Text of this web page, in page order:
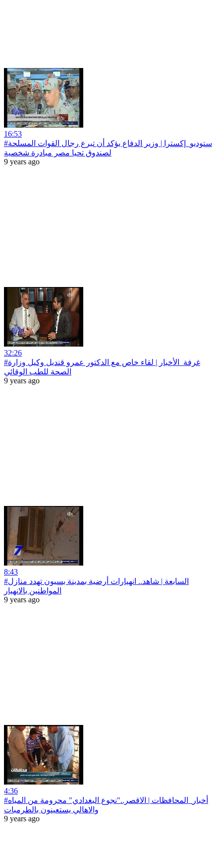
16:53
#ستوديو_إكسترا | وزير الدفاع يؤكد أن تبرع رجال القوات المسلحة
لصندوق تحيا مصر مبادرة شخصية
9 years ago
32:26
#غرفة_الأخبار | لقاء خاص مع الدكتور عمرو قنديل وكيل وزارة
الصحة للطب الوقائي
9 years ago
8:43
#السابعة | شاهد.. انهيارات أرضية بمدينة بسيون تهدد منازل
المواطنين بالانهيار
9 years ago
4:36
#أخبار‪_‬المحافظات | الاقصر.."نجوع البغدادي" محرومة من المياه
والاهالي يستعينون بالطرمبات
9 years ago